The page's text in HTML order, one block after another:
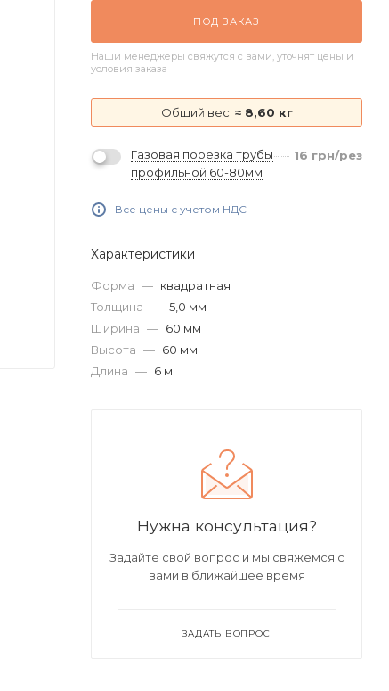
ПОД ЗАКАЗ
Наши менеджеры свяжутся с вами, уточнят цены и
условия заказа
Общий вес: ≈ 8,60 кг
Газовая порезка трубы
профильной 60-80мм
16 грн/рез
Все цены с учетом НДС
Характеристики
Форма — квадратная
Толщина — 5,0 мм
Ширина — 60 мм
Высота — 60 мм
Длина — 6 м
Нужна консультация?
Задайте свой вопрос и мы свяжемся с
вами в ближайшее время
ЗАДАТЬ ВОПРОС